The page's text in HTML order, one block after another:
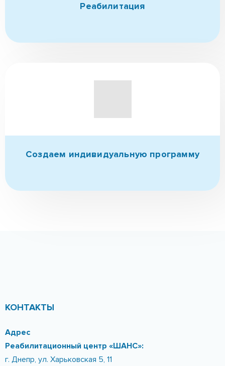
Реабилитация
Создаем индивидуальную программу
КОНТАКТЫ
Адрес
Реабилитационный центр «ШАНС»:
г. Днепр, ул. Харьковская 5, 11